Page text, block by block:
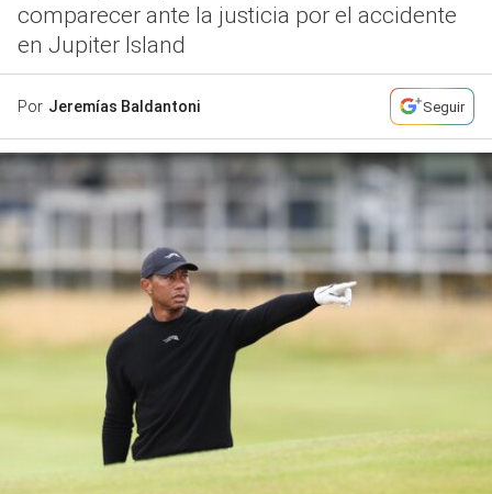
comparecer ante la justicia por el accidente
en Jupiter Island
Por Jeremías Baldantoni Seguir